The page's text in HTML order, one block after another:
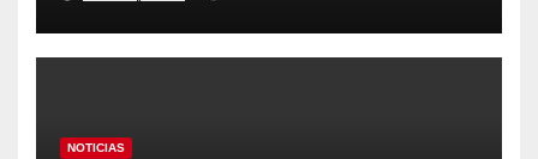
más caros que el año pasado
y los hoteles disparados
NOTICIAS